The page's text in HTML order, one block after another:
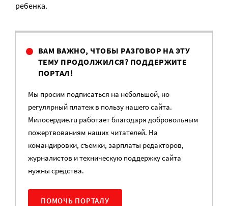
ребенка.
ВАМ ВАЖНО, ЧТОБЫ РАЗГОВОР НА ЭТУ
ТЕМУ ПРОДОЛЖИЛСЯ? ПОДДЕРЖИТЕ
ПОРТАЛ!
Мы просим подписаться на небольшой, но
регулярный платеж в пользу нашего сайта.
Милосердие.ru работает благодаря добровольным
пожертвованиям наших читателей. На
командировки, съемки, зарплаты редакторов,
журналистов и техническую поддержку сайта
нужны средства.
ПОМОЧЬ ПОРТАЛУ